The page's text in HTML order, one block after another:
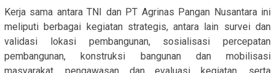
Kerja sama antara TNI dan PT Agrinas Pangan Nusantara ini
meliputi berbagai kegiatan strategis, antara lain survei dan
validasi lokasi pembangunan, sosialisasi percepatan
pembangunan, konstruksi bangunan dan mobilisasi